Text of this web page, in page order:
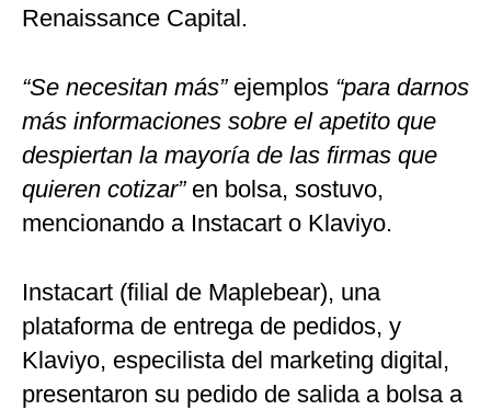
Renaissance Capital.
“Se necesitan más”ejemplos “para darnos
más informaciones sobre el apetito que
despiertan la mayoría de las firmas que
quieren cotizar”en bolsa, sostuvo,
mencionando a Instacart o Klaviyo.
Instacart (filial de Maplebear), una
plataforma de entrega de pedidos, y
Klaviyo, especilista del marketing digital,
presentaron su pedido de salida a bolsa a